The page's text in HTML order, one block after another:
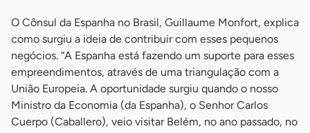
O Cônsul da Espanha no Brasil, Guillaume Monfort, explica
como surgiu a ideia de contribuir com esses pequenos
negócios. “A Espanha está fazendo um suporte para esses
empreendimentos, através de uma triangulação com a
União Europeia. A oportunidade surgiu quando o nosso
Ministro da Economia (da Espanha), o Senhor Carlos
Cuerpo (Caballero), veio visitar Belém, no ano passado, no